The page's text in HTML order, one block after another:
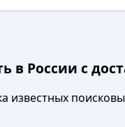
в России с
известных